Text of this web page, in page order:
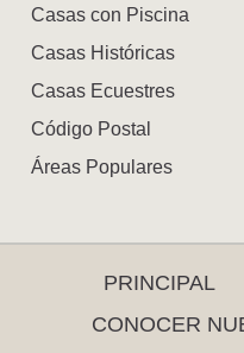
Casas con Piscina
Casas Históricas
Casas Ecuestres
Código Postal
Áreas Populares
PRINCIPAL
CONOCER